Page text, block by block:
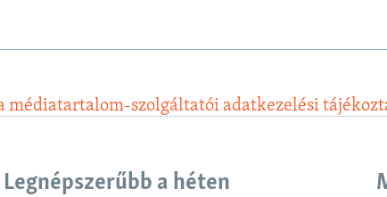
médiatartalom-szolgáltatói adatkezelési
Legnépszerűbb a héten